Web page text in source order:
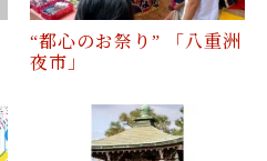
“都心のお祭り” 「八重洲
夜市」